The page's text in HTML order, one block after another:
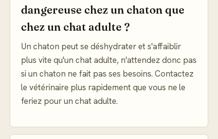
dangereuse chez un chaton que
chez un chat adulte ?
Un chaton peut se déshydrater et s'affaiblir
plus vite qu'un chat adulte, n'attendez donc pas
si un chaton ne fait pas ses besoins. Contactez
le vétérinaire plus rapidement que vous ne le
feriez pour un chat adulte.